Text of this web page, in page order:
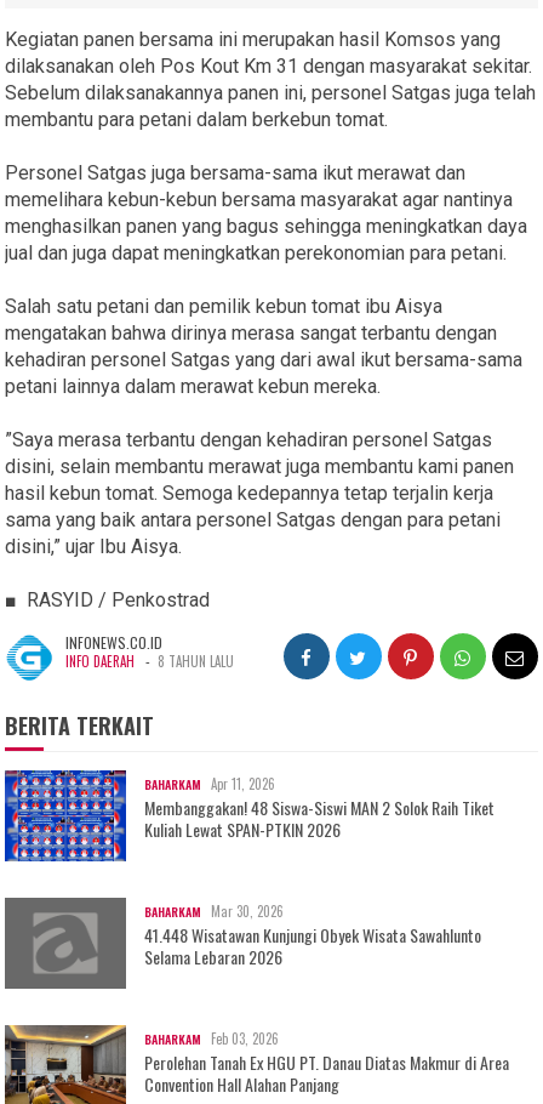
Kegiatan panen bersama ini merupakan hasil Komsos yang
dilaksanakan oleh Pos Kout Km 31 dengan masyarakat sekitar.
Sebelum dilaksanakannya panen ini, personel Satgas juga telah
membantu para petani dalam berkebun tomat.
Personel Satgas juga bersama-sama ikut merawat dan
memelihara kebun-kebun bersama masyarakat agar nantinya
menghasilkan panen yang bagus sehingga meningkatkan daya
jual dan juga dapat meningkatkan perekonomian para petani.
Salah satu petani dan pemilik kebun tomat ibu Aisya
mengatakan bahwa dirinya merasa sangat terbantu dengan
kehadiran personel Satgas yang dari awal ikut bersama-sama
petani lainnya dalam merawat kebun mereka.
”Saya merasa terbantu dengan kehadiran personel Satgas
disini, selain membantu merawat juga membantu kami panen
hasil kebun tomat. Semoga kedepannya tetap terjalin kerja
sama yang baik antara personel Satgas dengan para petani
disini,” ujar Ibu Aisya.
■ RASYID / Penkostrad
INFONEWS.CO.ID
INFO DAERAH - 8 TAHUN LALU
BERITA TERKAIT
BAHARKAM Apr 11, 2026
Membanggakan! 48 Siswa-Siswi MAN 2 Solok Raih Tiket
Kuliah Lewat SPAN-PTKIN 2026
BAHARKAM Mar 30, 2026
41.448 Wisatawan Kunjungi Obyek Wisata Sawahlunto
Selama Lebaran 2026
BAHARKAM Feb 03, 2026
Perolehan Tanah Ex HGU PT. Danau Diatas Makmur di Area
Convention Hall Alahan Panjang